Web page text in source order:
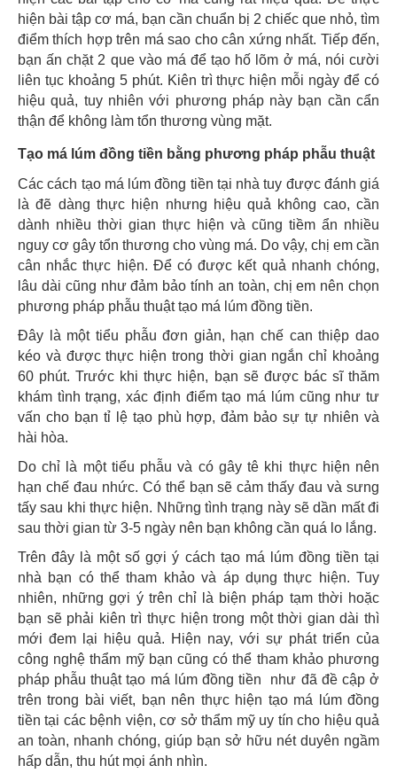
hiện bài tập cơ má, bạn cần chuẩn bị 2 chiếc que nhỏ, tìm
điểm thích hợp trên má sao cho cân xứng nhất. Tiếp đến,
bạn ấn chặt 2 que vào má để tạo hố lõm ở má, nói cười
liên tục khoảng 5 phút. Kiên trì thực hiện mỗi ngày để có
hiệu quả, tuy nhiên với phương pháp này bạn cần cẩn
thận để không làm tổn thương vùng mặt.
Tạo má lúm đồng tiền bằng phương pháp phẫu thuật
Các cách tạo má lúm đồng tiền tại nhà tuy được đánh giá
là đẽ dàng thực hiện nhưng hiệu quả không cao, cần
dành nhiều thời gian thực hiện và cũng tiềm ẩn nhiều
nguy cơ gây tổn thương cho vùng má. Do vậy, chị em cần
cân nhắc thực hiện. Để có được kết quả nhanh chóng,
lâu dài cũng như đảm bảo tính an toàn, chị em nên chọn
phương pháp phẫu thuật tạo má lúm đồng tiền.
Đây là một tiểu phẫu đơn giản, hạn chế can thiệp dao
kéo và được thực hiện trong thời gian ngắn chỉ khoảng
60 phút. Trước khi thực hiện, bạn sẽ được bác sĩ thăm
khám tình trạng, xác định điểm tạo má lúm cũng như tư
vấn cho bạn tỉ lệ tạo phù hợp, đảm bảo sự tự nhiên và
hài hòa.
Do chỉ là một tiểu phẫu và có gây tê khi thực hiện nên
hạn chế đau nhức. Có thể bạn sẽ cảm thấy đau và sưng
tấy sau khi thực hiện. Những tình trạng này sẽ dần mất đi
sau thời gian từ 3-5 ngày nên bạn không cần quá lo lắng.
Trên đây là một số gợi ý cách tạo má lúm đồng tiền tại
nhà bạn có thể tham khảo và áp dụng thực hiện. Tuy
nhiên, những gợi ý trên chỉ là biện pháp tạm thời hoặc
bạn sẽ phải kiên trì thực hiện trong một thời gian dài thì
mới đem lại hiệu quả. Hiện nay, với sự phát triển của
công nghệ thẩm mỹ bạn cũng có thể tham khảo phương
pháp phẫu thuật tạo má lúm đồng tiền như đã đề cập ở
trên trong bài viết, bạn nên thực hiện tạo má lúm đồng
tiền tại các bệnh viện, cơ sở thẩm mỹ uy tín cho hiệu quả
an toàn, nhanh chóng, giúp bạn sở hữu nét duyên ngầm
hấp dẫn, thu hút mọi ánh nhìn.